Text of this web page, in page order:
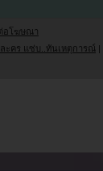
อโฆษณา
ละคร แซ่บ..ทันเหตุการณ์ |